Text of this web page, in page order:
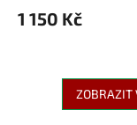
1 150 Kč
ZOBRAZIT